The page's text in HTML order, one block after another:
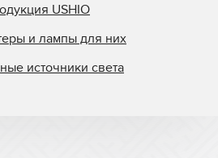
USHIO
и лампы для них
источники света